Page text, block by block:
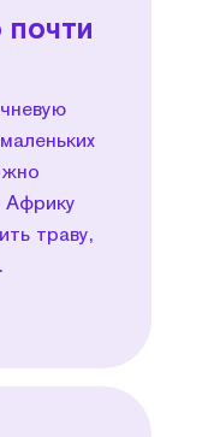
Африку
траву,